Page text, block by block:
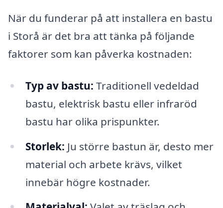
När du funderar på att installera en bastu
i Storå är det bra att tänka på följande
faktorer som kan påverka kostnaden:
Typ av bastu: Traditionell vedeldad
bastu, elektrisk bastu eller infraröd
bastu har olika prispunkter.
Storlek: Ju större bastun är, desto mer
material och arbete krävs, vilket
innebär högre kostnader.